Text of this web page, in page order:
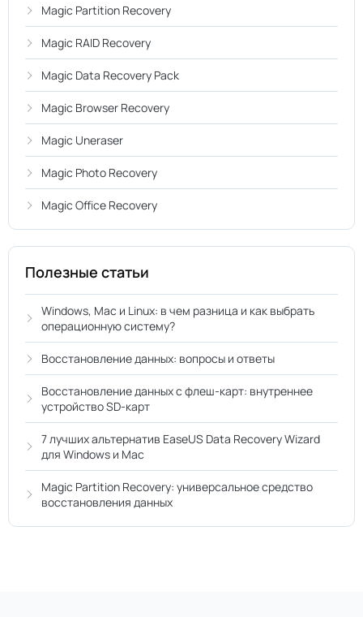
Magic Partition Recovery
Magic RAID Recovery
Magic Data Recovery Pack
Magic Browser Recovery
Magic Uneraser
Magic Photo Recovery
Magic Office Recovery
Полезные статьи
Windows, Mac и Linux: в чем разница и как выбрать
операционную систему?
Восстановление данных: вопросы и ответы
Восстановление данных с флеш-карт: внутреннее
устройство SD-карт
7 лучших альтернатив EaseUS Data Recovery Wizard
для Windows и Mac
Magic Partition Recovery: универсальное средство
восстановления данных